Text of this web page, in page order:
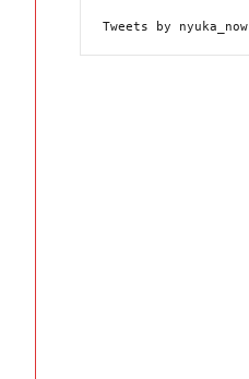
Tweets by nyuka_now